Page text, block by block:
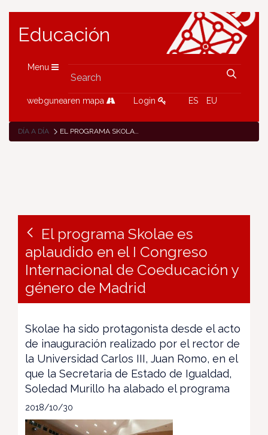
Educación
Menu
webgunearen mapa Login ES EU
DÍA A DÍA EL PROGRAMA SKOLAE ES APLAUDIDO EN EL I CONGRESO INTERNACIONAL DE COEDUCACIÓN Y GÉNERO DE MADRID
El programa Skolae es
aplaudido en el I Congreso
Internacional de Coeducación y
género de Madrid
Skolae ha sido protagonista desde el acto
de inauguración realizado por el rector de
la Universidad Carlos III, Juan Romo, en el
que la Secretaria de Estado de Igualdad,
Soledad Murillo ha alabado el programa
2018/10/30